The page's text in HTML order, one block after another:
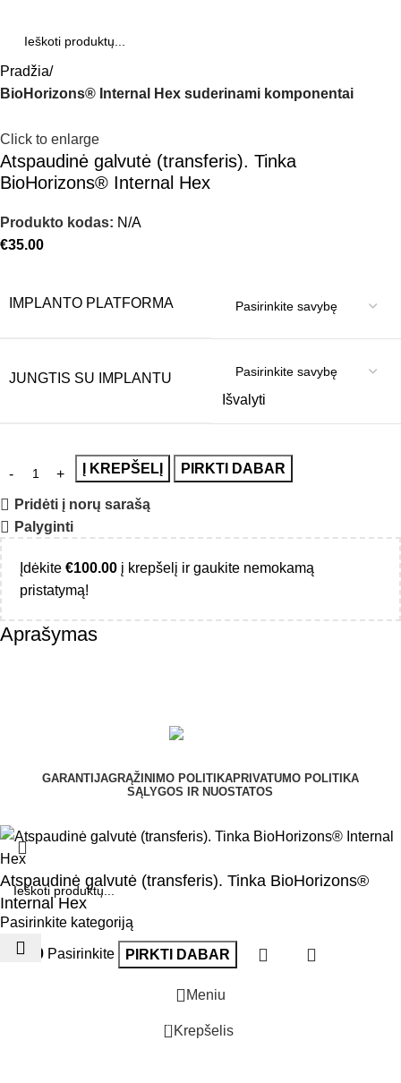
Pradžia
BioHorizons® Internal Hex suderinami komponentai
Click to enlarge
Atspaudinė galvutė (transferis). Tinka
BioHorizons® Internal Hex
Produkto kodas: N/A
€35.00
IMPLANTO PLATFORMA
JUNGTIS SU IMPLANTU
Išvalyti
Į KREPŠELĮ PIRKTI DABAR
Pridėti į norų sarašą
Palyginti
Įdėkite €100.00 į krepšelį ir gaukite nemokamą
pristatymą!
Aprašymas
GARANTIJAGRĄŽINIMO POLITIKAPRIVATUMO POLITIKA
SĄLYGOS IR NUOSTATOS
Pasirinkite kategoriją
Atspaudinė galvutė (transferis). Tinka BioHorizons®
Internal Hex
35.00 Pasirinkite PIRKTI DABAR
Meniu
0 Krepšelis